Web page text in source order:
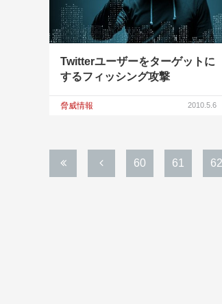
Twitterユーザーをターゲットに
するフィッシング攻撃
脅威情報 2010.5.6
60 61 62